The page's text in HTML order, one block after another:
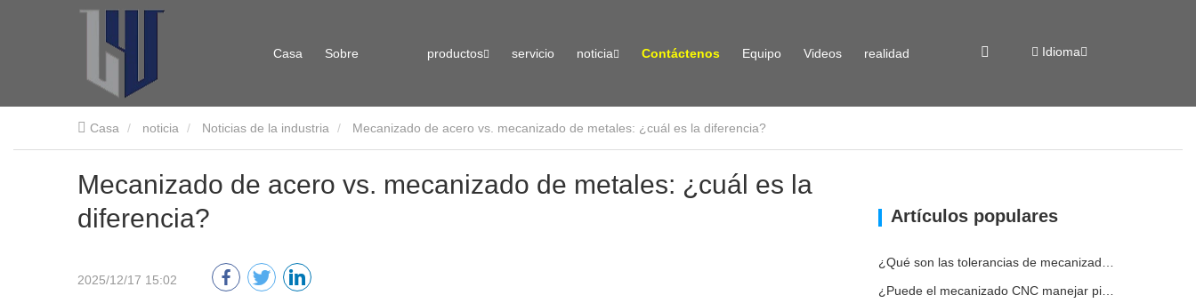
Casa Sobre productos servicio noticia Contáctenos Equipo Videos realidad Idioma
Casa noticia Noticias de la industria Mecanizado de acero vs. mecanizado de metales: ¿cuál es la diferencia?
Mecanizado de acero vs. mecanizado de metales: ¿cuál es la
diferencia?
2025/12/17 15:02
Artículos populares
¿Qué son las tolerancias de mecanizado CNC y por qué son importantes?